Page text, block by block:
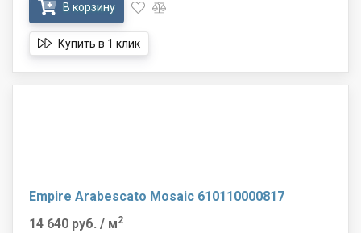
В корзину
Купить в 1 клик
Empire Arabescato Mosaic 610110000817
14 640 руб. / м2